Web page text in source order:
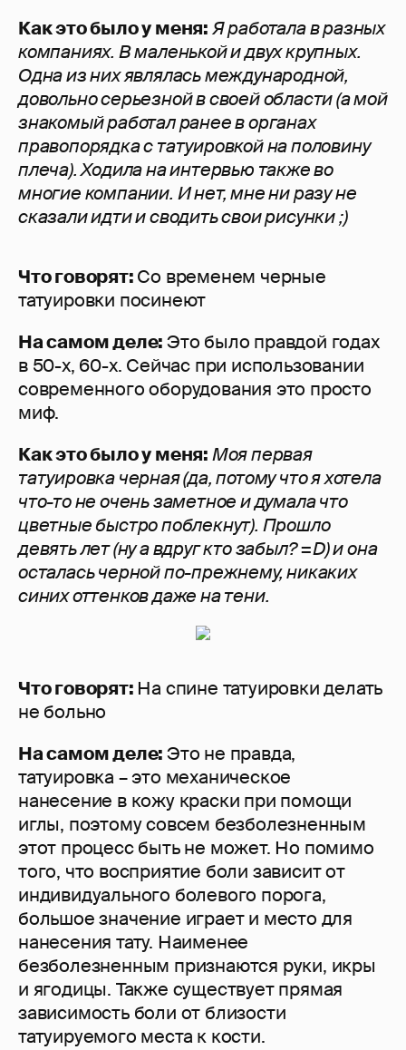
Как это было у меня:Я работала в разных
компаниях. В маленькой и двух крупных.
Одна из них являлась международной,
довольно серьезной в своей области (а мой
знакомый работал ранее в органах
правопорядка с татуировкой на половину
плеча). Ходила на интервью также во
многие компании. И нет, мне ни разу не
сказали идти и сводить свои рисунки ;)
Что говорят:Со временем черные
татуировки посинеют
На самом деле:Это было правдой годах
в 50-х, 60-х. Сейчас при использовании
современного оборудования это просто
миф.
Как это было у меня:Моя первая
татуировка черная (да, потому что я хотела
что-то не очень заметное и думала что
цветные быстро поблекнут). Прошло
девять лет (ну а вдруг кто забыл? =D) и она
осталась черной по-прежнему, никаких
синих оттенков даже на тени.
Что говорят: На спине татуировки делать
не больно
На самом деле:Это не правда,
татуировка – это механическое
нанесение в кожу краски при помощи
иглы, поэтому совсем безболезненным
этот процесс быть не может. Но помимо
того, что восприятие боли зависит от
индивидуального болевого порога,
большое значение играет и место для
нанесения тату. Наименее
безболезненным признаются руки, икры
и ягодицы. Также существует прямая
зависимость боли от близости
татуируемого места к кости.